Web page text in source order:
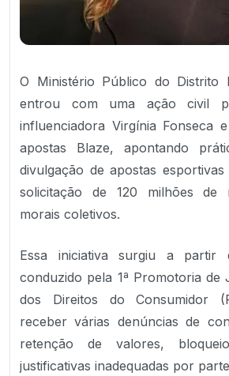
O Ministério Público do Distrito
entrou com uma ação civil
influenciadora Virgínia Fonseca
apostas Blaze, apontando
divulgação de apostas
solicitação de 120 milhões de
morais coletivos.
Essa iniciativa surgiu a partir
conduzido pela 1ª Promotoria de
dos Direitos do Consumidor
receber várias denúncias de
retenção de valores,
justificativas inadequadas por